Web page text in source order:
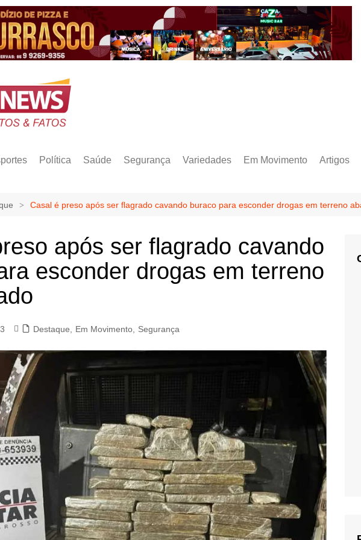
Política Saúde Segurança Variedades Em Movimento Artigos
Casal é preso após ser flagrado cavando buraco para esconder drogas em terreno
após ser flagrado cavando
esconder drogas em terreno
Destaque Em Movimento Segurança